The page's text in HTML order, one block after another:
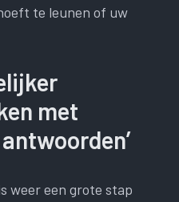
te leunen of uw
met
weer een grote stap